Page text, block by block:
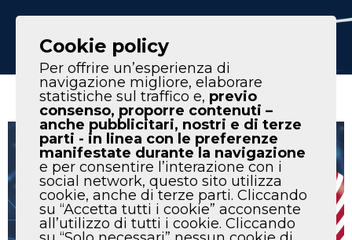
Cookie policy
Per offrire un’esperienza di
navigazione migliore, elaborare
statistiche sul traffico e, previo
consenso, proporre contenuti –
anche pubblicitari, nostri e di terze
parti - in linea con le preferenze
manifestate durante la navigazione
e per consentire l’interazione con i
social network, questo sito utilizza
cookie, anche di terze parti. Cliccando
su “Accetta tutti i cookie” acconsente
all’utilizzo di tutti i cookie. Cliccando